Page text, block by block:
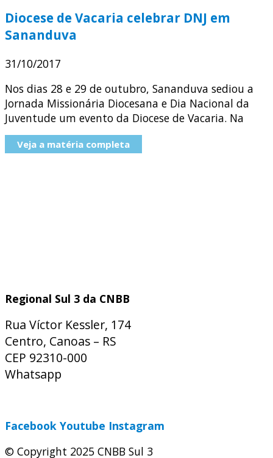
Diocese de Vacaria celebrar DNJ em
Sananduva
31/10/2017
Nos dias 28 e 29 de outubro, Sananduva sediou a
Jornada Missionária Diocesana e Dia Nacional da
Juventude um evento da Diocese de Vacaria. Na
Veja a matéria completa
Regional Sul 3 da CNBB
Rua Víctor Kessler, 174
Centro, Canoas – RS
CEP 92310-000
Whatsapp
Facebook Youtube Instagram
© Copyright 2025 CNBB Sul 3